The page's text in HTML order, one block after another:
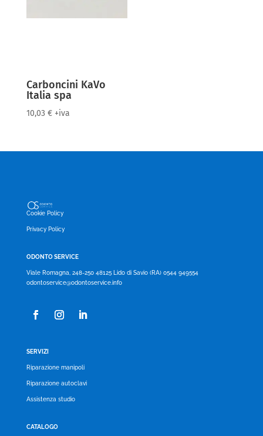
Carboncini KaVo
Italia spa
10,03 € +iva
Cookie Policy
Privacy Policy
ODONTO SERVICE
Viale Romagna, 248-250 48125 Lido di Savio (RA) 0544 949554
odontoservice@odontoservice.info
SERVIZI
Riparazione manipoli
Riparazione autoclavi
Assistenza studio
CATALOGO